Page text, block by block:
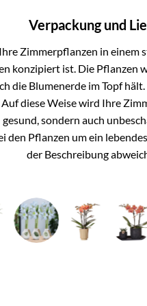
Verpackung und
Zimmerpflanzen in einem
konzipiert ist. Die Pflanzen
die Blumenerde im Topf
diese Weise wird Ihre
gesund, sondern auch
den Pflanzen um ein
der Beschreibung